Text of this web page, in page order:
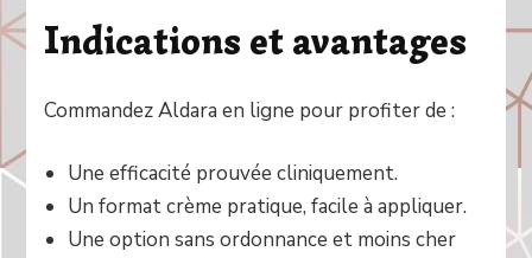
Indications et avantages
Commandez Aldara en ligne pour profiter de :
Une efficacité prouvée cliniquement.
Un format crème pratique, facile à appliquer.
Une option sans ordonnance et moins cher